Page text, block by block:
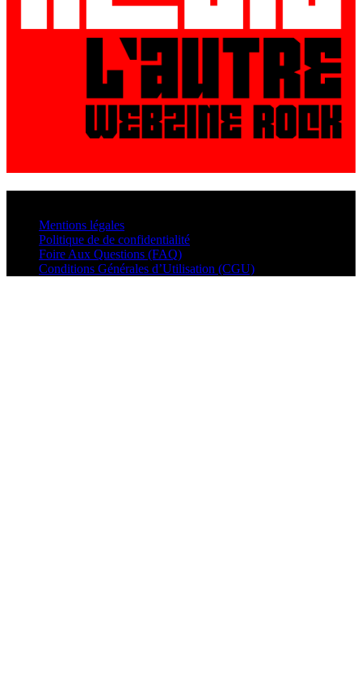
Mentions légales
Politique de de confidentialité
Foire Aux Questions (FAQ)
Conditions Générales d’Utilisation (CGU)